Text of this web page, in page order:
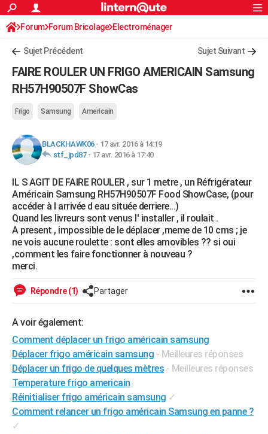
ACTUALITÉS
Politique
Société
Faits Divers
Education
Monde
Villes
+
Programme TV
TNTStreaming
Cinéma
Sorties cinéma
Musique
+FINANCE
Retraite
Impôts
Epargne
Immobilier
Risques naturels par ville
Banque
Assurance
Crédit
AUTO
Essais
Réserver un essai
Citadines
Berlines
SUV
Forum auto
HIGH-TECH
Mobiles
Meilleur smartphone
Internet
Ordinateurs
Jeux vidéo
Guide high-tech
+BRICOLAGE
Forum
Aménagement intérieur
Extérieur
Cuisine
Salle de bains
Jardinage
Rangement
WEEK-END
Guides de France
Escapades
Patrimoine
Expositions
Musées
Week-end nature
+LIFESTYLE
Art de vivre
Bien-être
Loisirs
Mode
Modes de vie
SANTE
Alimentation
Guide de la santé
Maladies
Médicaments
Sommeil
VOYAGE
PHOTO
CARTE DE VOEUX
Carte de Noël
Carte Bonne année
Carte Saint-Valentin
Carte Pâques
Carte d'anniversaire
DICTIONNAIRE
Dictionnaire
Biographies
Citations
Expressions
Proverbes
PROGRAMME TV
COPAINS D'AVANT
S'inscrire
Connexion
Forum Forum Bricolage Electroménager
Sujet Précédent Sujet Suivant
FAIRE ROULER UN FRIGO AMERICAIN Samsung
RH57H90507F ShowCas
Frigo Samsung Americain
BLACKHAWK06- 17 avr. 2016 à 14:19
stf_jpd87- 17 avr. 2016 à 17:40
IL S AGIT DE FAIRE ROULER , sur 1 metre , un Réfrigérateur
Américain Samsung RH57H90507F Food ShowCase, (pour
accéder à l arrivée d eau située derriere...)
Quand les livreurs sont venus l' installer , il roulait .
A present , impossible de le déplacer ,meme de 10 cms ; je
ne vois aucune roulette : sont elles amovibles ?? si oui
,comment les faire fonctionner à nouveau ?
merci.
Répondre (1) Partager
A voir également:
Comment déplacer un frigo américain samsung
Déplacer frigo américain samsung - Meilleures réponses
Déplacer un frigo de quelques mètres - Meilleures réponses
Temperature frigo americain
Réinitialiser frigo américain samsung ✓
Comment relancer un frigo américain Samsung en panne ?
✓